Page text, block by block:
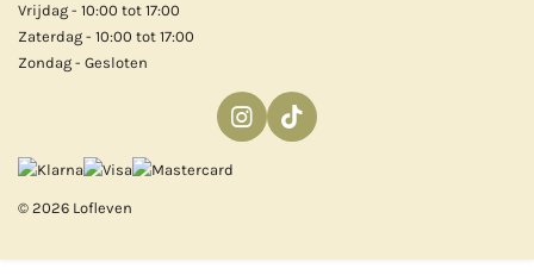
Vrijdag - 10:00 tot 17:00
Zaterdag - 10:00 tot 17:00
Zondag - Gesloten
I
n
r
T
i
© 2026 Lofleven